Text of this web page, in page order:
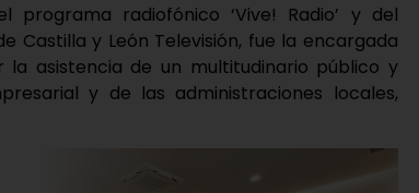
programa radiofónico ‘Vive! Radio’ y del
Castilla y León Televisión, fue la encargada
asistencia de un multitudinario público y
y de las administraciones locales,